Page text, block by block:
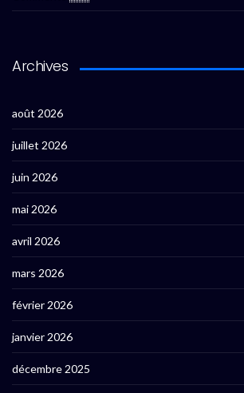
Archives
août 2026
juillet 2026
juin 2026
mai 2026
avril 2026
mars 2026
février 2026
janvier 2026
décembre 2025